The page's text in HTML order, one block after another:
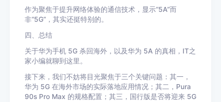
作为聚焦于提升网络体验的通信技术，显示“5A”而
非“5G”，其实还挺特别的。
四、总结
关于华为手机 5G 杀回海外，以及华为 5A 的真相，IT之
家小编就聊到这里。
接下来，我们不妨将目光聚焦于三个关键问题：其一，
华为 5G 在海外市场的实际落地应用情况；其二，Pura
90s Pro Max 的规格配置；其三，国行版是否将迎来 5G